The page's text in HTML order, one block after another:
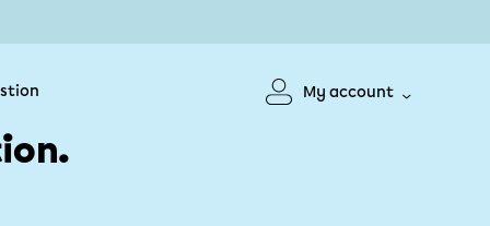
My account